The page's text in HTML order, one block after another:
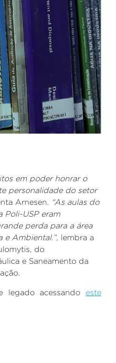
em poder honrar o
personalidade do setor
Arnesen. “As aulas do
Poli-USP eram
perda para a área
e Ambiental.”, lembra a
do
e Saneamento da
legado acessando este